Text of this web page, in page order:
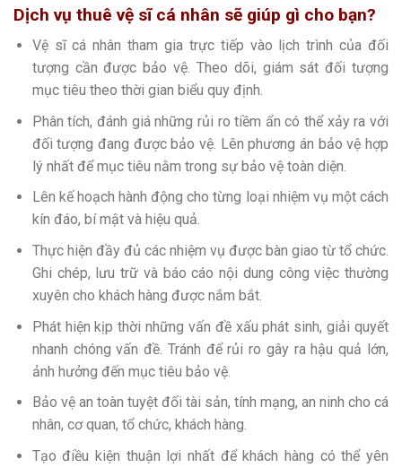
Dịch vụ thuê vệ sĩ cá nhân sẽ giúp gì cho bạn?
Vệ sĩ cá nhân tham gia trực tiếp vào lịch trình của đối
tượng cần được bảo vệ. Theo dõi, giám sát đối tượng
mục tiêu theo thời gian biểu quy định.
Phân tích, đánh giá những rủi ro tiềm ẩn có thể xảy ra với
đối tượng đang được bảo vệ. Lên phương án bảo vệ hợp
lý nhất để mục tiêu nằm trong sự bảo vệ toàn diện.
Lên kế hoạch hành động cho từng loại nhiệm vụ một cách
kín đáo, bí mật và hiệu quả.
Thực hiện đầy đủ các nhiệm vụ được bàn giao từ tổ chức.
Ghi chép, lưu trữ và báo cáo nội dung công việc thường
xuyên cho khách hàng được nắm bắt.
Phát hiện kịp thời những vấn đề xấu phát sinh, giải quyết
nhanh chóng vấn đề. Tránh để rủi ro gây ra hậu quả lớn,
ảnh hưởng đến mục tiêu bảo vệ.
Bảo vệ an toàn tuyệt đối tài sản, tính mạng, an ninh cho cá
nhân, cơ quan, tổ chức, khách hàng.
Tạo điều kiện thuận lợi nhất để khách hàng có thể yên